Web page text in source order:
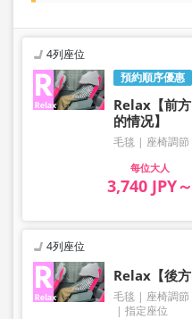
預約順序優惠
4列座位
Relax【前
的情况】
毛毯 座椅調節
大人
3,740 JPY～
4列座位
Relax【後方
毛毯 座椅調節
指定座位